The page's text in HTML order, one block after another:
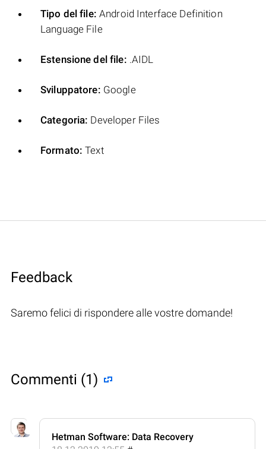
Tipo del file: Android Interface Definition
Language File
Estensione del file: .AIDL
Sviluppatore: Google
Categoria: Developer Files
Formato: Text
Feedback
Saremo felici di rispondere alle vostre domande!
Commenti (1)
Hetman Software: Data Recovery